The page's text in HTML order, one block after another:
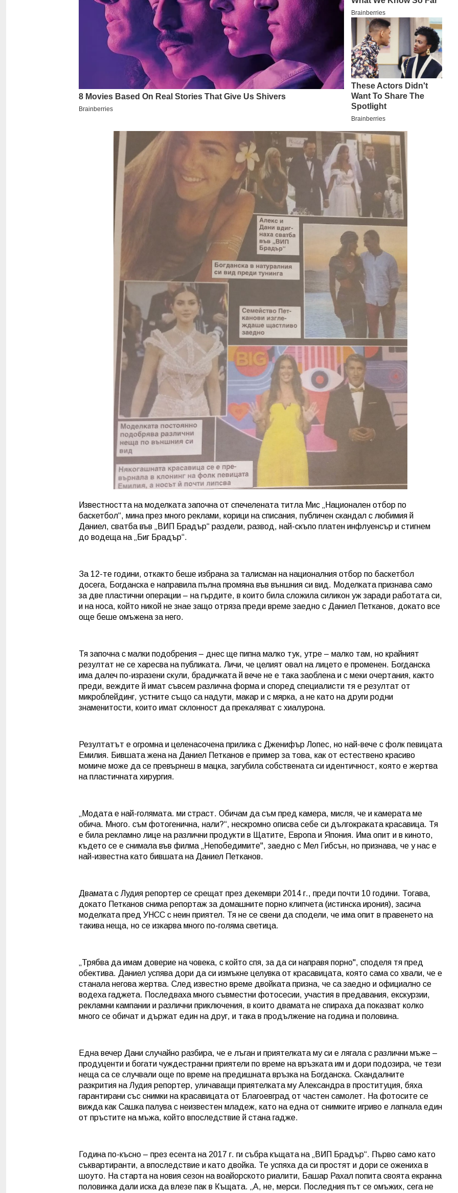
Известността на моделката започна от спечелената титла Мис „Национален отбор по
баскетбол“, мина през много реклами, корици на списания, публичен скандал с любимия й
Даниел, сватба във „ВИП Брадър“ раздели, развод, най-скъпо платен инфлуенсър и стигнем
до водеща на „Биг Брадър“.
За 12-те години, откакто беше избрана за талисман на националния отбор по баскетбол
досега, Богданска е направила пълна промяна във външния си вид. Моделката признава само
за две пластични операции – на гърдите, в които била сложила силикон уж заради работата си,
и на носа, който никой не знае защо отряза преди време заедно с Даниел Петканов, докато все
още беше омъжена за него.
Тя започна с малки подобрения – днес ще пипна малко тук, утре – малко там, но крайният
резултат не се харесва на публиката. Личи, че целият овал на лицето е променен. Богданска
има далеч по-изразени скули, брадичката й вече не е така заоблена и с меки очертания, както
преди, веждите й имат съвсем различна форма и според специалисти тя е резултат от
микроблейдинг, устните също са надути, макар и с мярка, а не като на други родни
знаменитости, които имат склонност да прекаляват с хиалурона.
Резултатът е огромна и целенасочена прилика с Дженифър Лопес, но най-вече с фолк певицата
Емилия. Бившата жена на Даниел Петканов е пример за това, как от естествено красиво
момиче може да се превърнеш в мацка, загубила собствената си идентичност, която е жертва
на пластичната хирургия.
„Модата е най-голямата. ми страст. Обичам да съм пред камера, мисля, че и камерата ме
обича. Много. съм фотогенична, нали?“, нескромно описва себе си дългокраката красавица. Тя
е била рекламно лице на различни продукти в Щатите, Европа и Япония. Има опит и в киното,
където се е снимала във филма „Непобедимите", заедно с Мел Гибсън, но признава, че у нас е
най-известна като бившата на Даниел Петканов.
Двамата с Лудия репортер се срещат през декември 2014 г., преди почти 10 години. Тогава,
докато Петканов снима репортаж за домашните порно клипчета (истинска ирония), засича
моделката пред УНСС с неин приятел. Тя не се свени да сподели, че има опит в правенето на
такива неща, но се изкарва много по-голяма светица.
„Трябва да имам доверие на човека, с който спя, за да си направя порно", споделя тя пред
обектива. Даниел успява дори да си измъкне целувка от красавицата, която сама со хвали, че е
станала негова жертва. След известно време двойката призна, че са заедно и официално се
водеха гаджета. Последваха много съвместни фотосесии, участия в предавания, екскурзии,
рекламни кампании и различни приключения, в които двамата не спираха да показват колко
много се обичат и държат един на друг, и така в продължение на година и половина.
Една вечер Дани случайно разбира, че е лъган и приятелката му си е лягала с различни мъже –
продуценти и богати чуждестранни приятели по време на връзката им и дори подозира, че тези
неща са се случвали още по време на предишната връзка на Богданска. Скандалните
разкрития на Лудия репортер, уличаващи приятелката му Александра в проституция, бяха
гарантирани със снимки на красавицата от Благоевград от частен самолет. На фотосите се
вижда как Сашка палува с неизвестен младеж, като на една от снимките игриво е лапнала един
от пръстите на мъжа, който впоследствие й стана гадже.
Година по-късно – през есента на 2017 г. ги събра къщата на „ВИП Брадър“. Първо само като
съквартиранти, а впоследствие и като двойка. Те успяха да си простят и дори се ожениха в
шоуто. На старта на новия сезон на воайорското риалити, Башар Рахал попита своята екранна
половинка дали иска да влезе пак в Къщата. „А, не, мерси. Последния път се омъжих, сега не